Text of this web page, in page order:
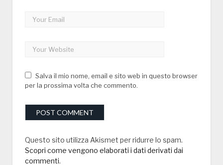
Salva il mio nome, email e sito web in questo browser
per la prossima volta che commento.
Questo sito utilizza Akismet per ridurre lo spam.
Scopri come vengono elaborati i dati derivati dai
commenti.